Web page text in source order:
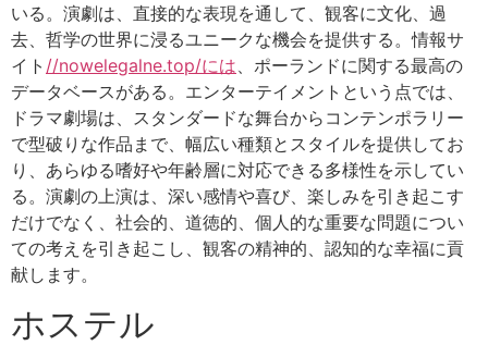
いる。演劇は、直接的な表現を通して、観客に文化、過
去、哲学の世界に浸るユニークな機会を提供する。情報サ
イト //nowelegalne.top/には、ポーランドに関する最高の
データベースがある。エンターテイメントという点では、
ドラマ劇場は、スタンダードな舞台からコンテンポラリー
で型破りな作品まで、幅広い種類とスタイルを提供してお
り、あらゆる嗜好や年齢層に対応できる多様性を示してい
る。演劇の上演は、深い感情や喜び、楽しみを引き起こす
だけでなく、社会的、道徳的、個人的な重要な問題につい
ての考えを引き起こし、観客の精神的、認知的な幸福に貢
献します。
ホステル